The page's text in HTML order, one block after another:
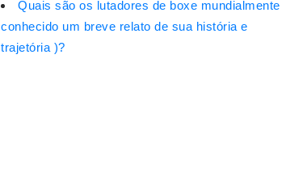
Quais são os lutadores de boxe mundialmente
conhecido um breve relato de sua história e
trajetória )?